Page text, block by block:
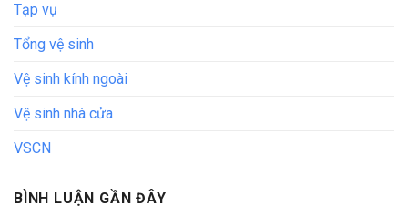
Tạp vụ
Tổng vệ sinh
Vệ sinh kính ngoài
Vệ sinh nhà cửa
VSCN
BÌNH LUẬN GẦN ĐÂY